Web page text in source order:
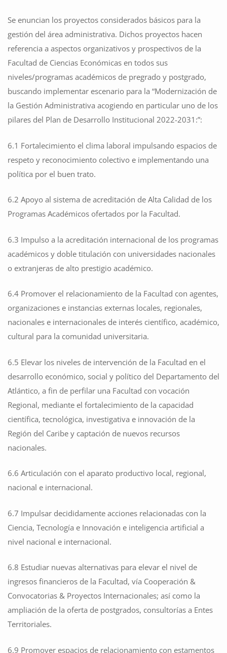
Se enuncian los proyectos considerados básicos para la
gestión del área administrativa. Dichos proyectos hacen
referencia a aspectos organizativos y prospectivos de la
Facultad de Ciencias Económicas en todos sus
niveles/programas académicos de pregrado y postgrado,
buscando implementar escenario para la “Modernización de
la Gestión Administrativa acogiendo en particular uno de los
pilares del Plan de Desarrollo Institucional 2022-2031:”:
6.1 Fortalecimiento el clima laboral impulsando espacios de
respeto y reconocimiento colectivo e implementando una
política por el buen trato.
6.2 Apoyo al sistema de acreditación de Alta Calidad de los
Programas Académicos ofertados por la Facultad.
6.3 Impulso a la acreditación internacional de los programas
académicos y doble titulación con universidades nacionales
o extranjeras de alto prestigio académico.
6.4 Promover el relacionamiento de la Facultad con agentes,
organizaciones e instancias externas locales, regionales,
nacionales e internacionales de interés científico, académico,
cultural para la comunidad universitaria.
6.5 Elevar los niveles de intervención de la Facultad en el
desarrollo económico, social y político del Departamento del
Atlántico, a fin de perfilar una Facultad con vocación
Regional, mediante el fortalecimiento de la capacidad
científica, tecnológica, investigativa e innovación de la
Región del Caribe y captación de nuevos recursos
nacionales.
6.6 Articulación con el aparato productivo local, regional,
nacional e internacional.
6.7 Impulsar decididamente acciones relacionadas con la
Ciencia, Tecnología e Innovación e inteligencia artificial a
nivel nacional e internacional.
6.8 Estudiar nuevas alternativas para elevar el nivel de
ingresos financieros de la Facultad, vía Cooperación &
Convocatorias & Proyectos Internacionales; así como la
ampliación de la oferta de postgrados, consultorías a Entes
Territoriales.
6.9 Promover espacios de relacionamiento con estamentos